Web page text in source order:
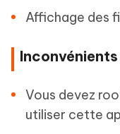
Affichage des
Inconvénients
Vous devez
utiliser cette